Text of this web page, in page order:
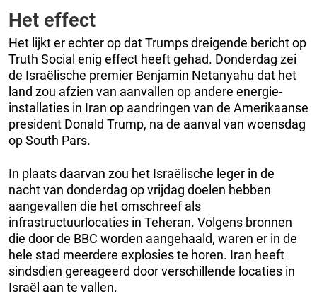
Het effect
Het lijkt er echter op dat Trumps dreigende bericht op
Truth Social enig effect heeft gehad. Donderdag zei
de Israëlische premier Benjamin Netanyahu dat het
land zou afzien van aanvallen op andere energie-
installaties in Iran op aandringen van de Amerikaanse
president Donald Trump, na de aanval van woensdag
op South Pars.
In plaats daarvan zou het Israëlische leger in de
nacht van donderdag op vrijdag doelen hebben
aangevallen die het omschreef als
infrastructuurlocaties in Teheran. Volgens bronnen
die door de BBC worden aangehaald, waren er in de
hele stad meerdere explosies te horen. Iran heeft
sindsdien gereageerd door verschillende locaties in
Israël aan te vallen.